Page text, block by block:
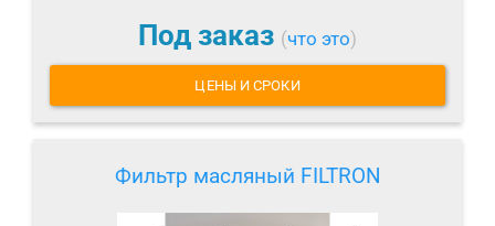
Под заказ (что это)
ЦЕНЫ И СРОКИ
Фильтр масляный FILTRON